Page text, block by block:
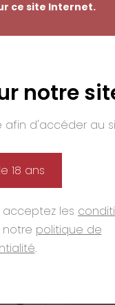
ce site Internet.
notre
afin d'accéder au
18 ans
les
notre politique de
.